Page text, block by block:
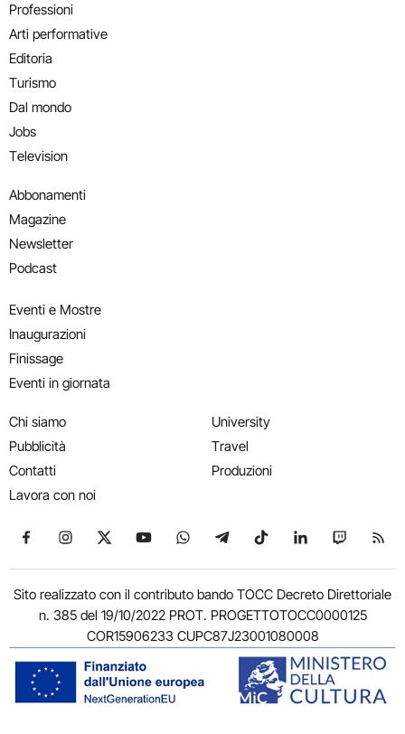
Professioni
Arti performative
Editoria
Turismo
Dal mondo
Jobs
Television
Abbonamenti
Magazine
Newsletter
Podcast
Eventi e Mostre
Inaugurazioni
Finissage
Eventi in giornata
Chi siamo
Pubblicità
Contatti
Lavora con noi
University
Travel
Produzioni
Seguici su Facebook
Seguici su Instagram
Seguici su X
Seguici su YouTube
Seguici su WhatsApp
Seguici su Telegram
Seguici su TikTok
Seguici su
Seguici
Sito realizzato con il contributo bando TOCC Decreto Direttoriale
n. 385 del 19/10/2022 PROT. PROGETTOTOCC0000125
COR15906233 CUPC87J23001080008